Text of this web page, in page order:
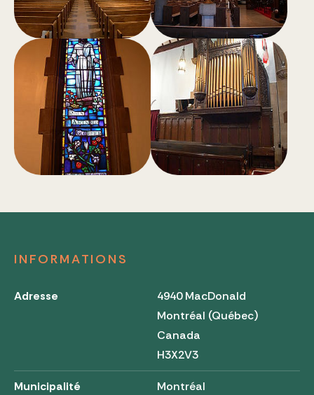
INFORMATIONS
Adresse
4940 MacDonald
Montréal (Québec)
Canada
H3X2V3
Municipalité Montréal